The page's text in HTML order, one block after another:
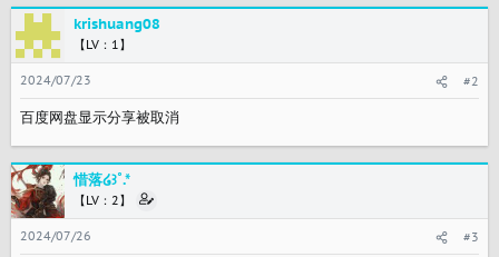
krishuang08
【LV：1】
2024/07/23 #2
百度网盘显示分享被取消
惜落໒꒱˚.*
【LV：2】
2024/07/26 #3